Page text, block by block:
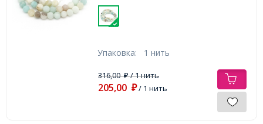
Упаковка: 1 нить
316,00₽/ 1 нить
205,00 ₽/ 1 нить